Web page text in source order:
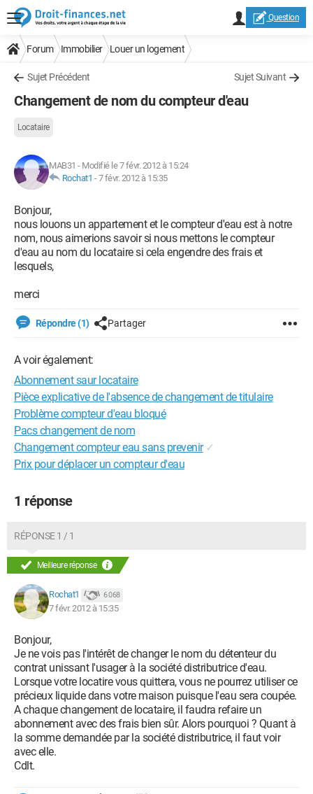
Question
Forum Immobilier Louer un logement
Sujet Précédent Sujet Suivant
Changement de nom du compteur d'eau
Locataire
MAB31 - Modifié le 7 févr. 2012 à 15:24
Rochat1 -7 févr. 2012 à 15:35
Bonjour,
nous louons un appartement et le compteur d'eau est à notre
nom, nous aimerions savoir si nous mettons le compteur
d'eau au nom du locataire si cela engendre des frais et
lesquels,
merci
Répondre (1) Partager
A voir également:
Abonnement saur locataire
Pièce explicative de l'absence de changement de titulaire
Problème compteur d'eau bloqué
Pacs changement de nom
Changement compteur eau sans prevenir ✓
Prix pour déplacer un compteur d'eau
1 réponse
RÉPONSE 1 / 1
Meilleure réponse
Rochat1 6 068
7 févr. 2012 à 15:35
Bonjour,
Je ne vois pas l'intérêt de changer le nom du détenteur du
contrat unissant l'usager à la société distributrice d'eau.
Lorsque votre locatire vous quittera, vous ne pourrez utiliser ce
précieux liquide dans votre maison puisque l'eau sera coupée.
A chaque changement de locataire, il faudra refaire un
abonnement avec des frais bien sûr. Alors pourquoi ? Quant à
la somme demandée par la société distributrice, il faut voir
avec elle.
Cdlt.